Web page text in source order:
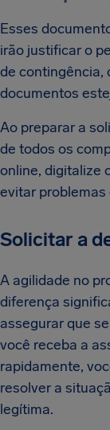
Esses
irão justificar o
de contingência,
documentos
Ao preparar a
de todos os
online, digitalize
evitar problemas
Solicitar a
A agilidade no
diferença
assegurar que
você receba a
rapidamente,
resolver a
legítima.